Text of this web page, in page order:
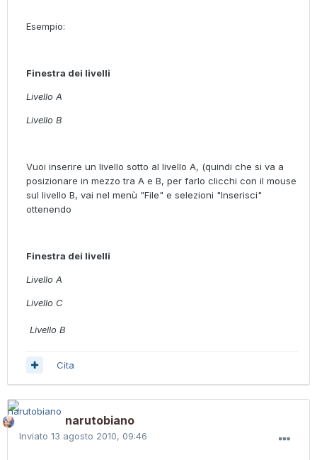
Esempio:
Finestra dei livelli
Livello A
Livello B
Vuoi inserire un livello sotto al livello A, (quindi che si va a
posizionare in mezzo tra A e B, per farlo clicchi con il mouse
sul livello B, vai nel menù "File" e selezioni "Inserisci"
ottenendo
Finestra dei livelli
Livello A
Livello C
Livello B
Cita
narutobiano
Inviato 13 agosto 2010, 09:46